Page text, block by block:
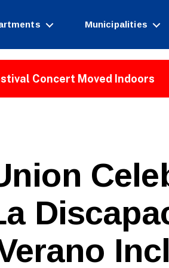
Municipalities
Concert Moved Indoors
B
y